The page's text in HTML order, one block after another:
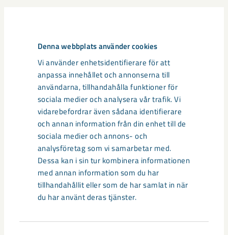
Denna webbplats använder cookies
Vi använder enhetsidentifierare för att
anpassa innehållet och annonserna till
användarna, tillhandahålla funktioner för
sociala medier och analysera vår trafik. Vi
vidarebefordrar även sådana identifierare
och annan information från din enhet till de
sociala medier och annons- och
analysföretag som vi samarbetar med.
Dessa kan i sin tur kombinera informationen
med annan information som du har
tillhandahållit eller som de har samlat in när
du har använt deras tjänster.
KONTAKTA
Mia Widell
Presschef, SSAB
mia.widell@ssab.com
+46 76 5272501
Magnus Kryssare
Pressekreterare, Vattenfall
magnus.kryssare@vattenfall.com
+46 76 769 56 07
Fredrik Björkenwall
fredrik.bjorkenwall@lkab.com